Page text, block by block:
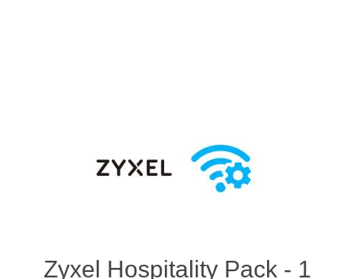
Zyxel Hospitality Pack - 1